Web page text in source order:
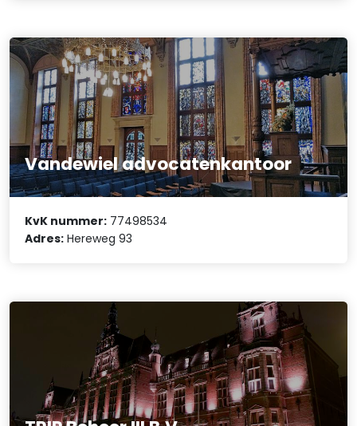
Vandewiel advocatenkantoor
KvK nummer: 77498534
Adres: Hereweg 93